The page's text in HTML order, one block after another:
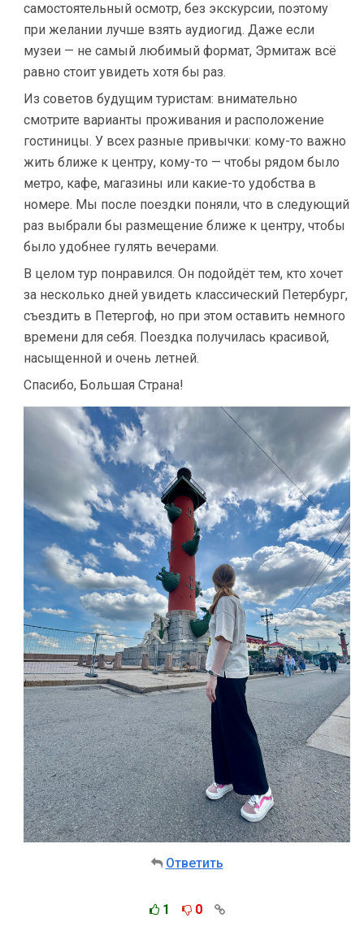
самостоятельный осмотр, без экскурсии, поэтому
при желании лучше взять аудиогид. Даже если
музеи — не самый любимый формат, Эрмитаж всё
равно стоит увидеть хотя бы раз.
Из советов будущим туристам: внимательно
смотрите варианты проживания и расположение
гостиницы. У всех разные привычки: кому-то важно
жить ближе к центру, кому-то — чтобы рядом было
метро, кафе, магазины или какие-то удобства в
номере. Мы после поездки поняли, что в следующий
раз выбрали бы размещение ближе к центру, чтобы
было удобнее гулять вечерами.
В целом тур понравился. Он подойдёт тем, кто хочет
за несколько дней увидеть классический Петербург,
съездить в Петергоф, но при этом оставить немного
времени для себя. Поездка получилась красивой,
насыщенной и очень летней.
Спасибо, Большая Страна!
Ответить
1 0